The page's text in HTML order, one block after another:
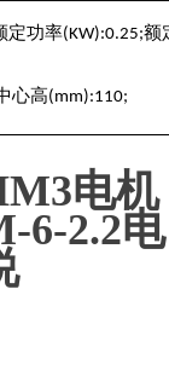
定功率(KW):0.25;额
心高(mm):110;
电机
6-2.2电